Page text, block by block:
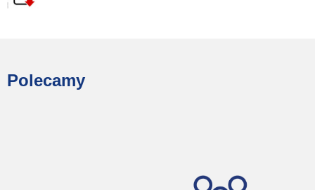
Polecamy